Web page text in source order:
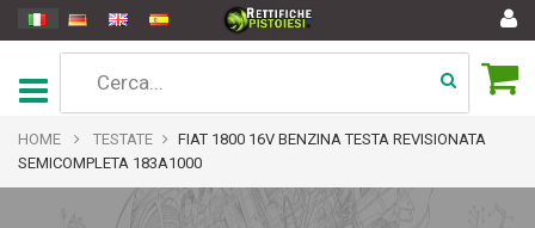
HOME TESTATE
FIAT 1800 16V BENZINA TESTA REVISIONATA
SEMICOMPLETA 183A1000